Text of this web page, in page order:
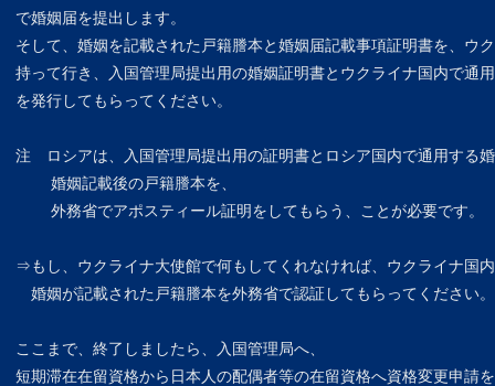
で婚姻届を提出します。
そして、婚姻を記載された戸籍謄本と婚姻届記載事項証明書を、ウ
持って行き、入国管理局提出用の婚姻証明書とウクライナ国内で通
を発行してもらってください。
注 ロシアは、入国管理局提出用の証明書とロシア国内で通用する
婚姻記載後の戸籍謄本を、
外務省でアポスティール証明をしてもらう、ことが必要です。
⇒もし、ウクライナ大使館で何もしてくれなければ、ウクライナ国
婚姻が記載された戸籍謄本を外務省で認証してもらってください
ここまで、終了しましたら、入国管理局へ、
短期滞在在留資格から日本人の配偶者等の在留資格へ資格変更申請